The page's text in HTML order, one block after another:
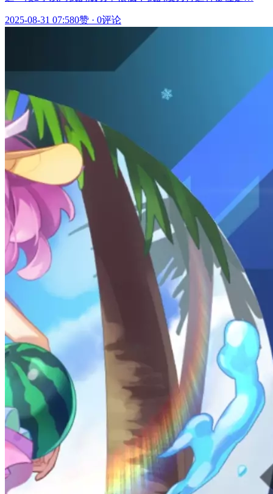
2025-08-31 07:580赞 · 0评论